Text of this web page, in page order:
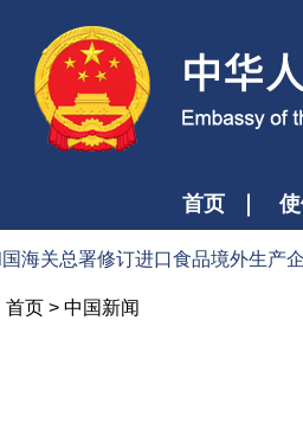
首页
关总署修订进口食品境外生产
首页 > 中国新闻